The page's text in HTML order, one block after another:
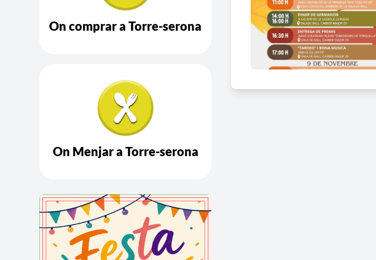
On comprar a Torre-serona
On Menjar a Torre-serona